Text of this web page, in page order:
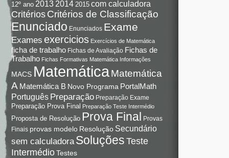
12º ano 2013 2014 2015 com calculadora
Critérios Critérios de Classificação
Enunciado Enunciados Exame
Exames exercicios Exercícios de Matemática
ficha de trabalho Fichas de Avaliação Fichas de
Trabalho Fichas Formativas Matemática Informações
MACS Matemática Matemática
A Matemática B Novo Programa PortalMath
Português Preparação Preparação Exame
Preparação Prova Final Preparação Teste Intermédio
Proposta de Resolução Prova Final Provas
Finais provas modelo Resolução Secundário
sem calculadora Soluções Teste
IntermédioTestes